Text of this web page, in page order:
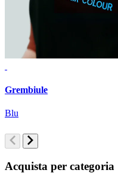
Grembiule
Blu
Acquista per categoria